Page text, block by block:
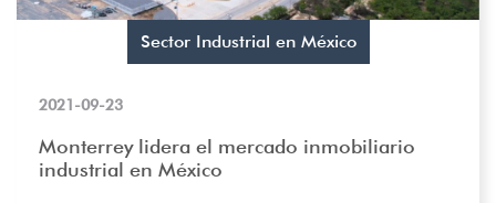
Sector Industrial en México
2021-09-23
Monterrey lidera el mercado inmobiliario
industrial en México